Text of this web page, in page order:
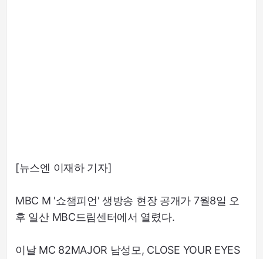
[뉴스엔 이재하 기자]
MBC M '쇼챔피언' 생방송 현장 공개가 7월8일 오
후 일산 MBC드림센터에서 열렸다.
이날 MC 82MAJOR 남성모, CLOSE YOUR EYES